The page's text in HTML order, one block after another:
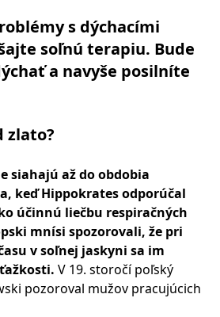
s dýchacími
soľnú terapiu. Bude
a navyše posilníte
zlato?
siahajú až do obdobia
keď Hippokrates odporúčal
účinnú liečbu respiračných
mnísi spozorovali, že pri
v soľnej jaskyni sa im
V 19. storočí poľský
pozoroval mužov pracujúcich